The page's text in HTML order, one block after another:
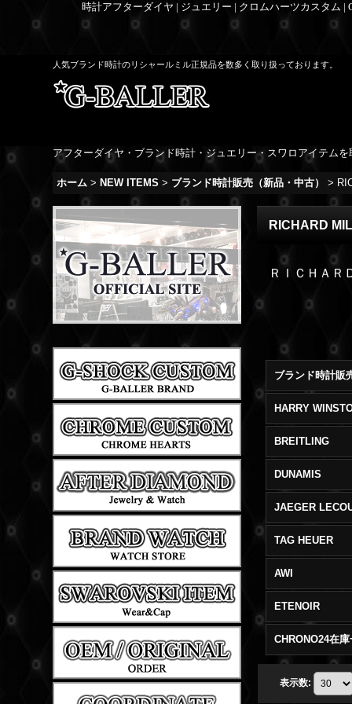
時計アフターダイヤ | ジュエリー | クロムハーツカスタム
人気ブランド時計のリシャールミル正規品を数多く取り扱っております。
アフターダイヤ・ブランド時計・ジュエリー・スワロアイテムを
ホーム > NEW ITEMS > ブランド時計販売（新品・中古） >
RICHARD
ＲＩＣＨＡＲ
HARRY
BREITLING
DUNAMIS
JAEGER
TAG HEUER
AWI
ETENOIR
CHRONO24在
表示数: